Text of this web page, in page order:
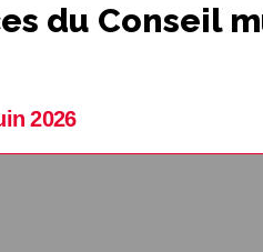
du Conseil